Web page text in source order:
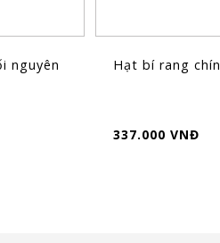
nguyên
Hạt bí rang chín
337.000 VNĐ